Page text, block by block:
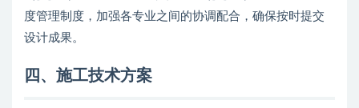
度管理制度，加强各专业之间的协调配合，确保按时提交
设计成果。
四、施工技术方案